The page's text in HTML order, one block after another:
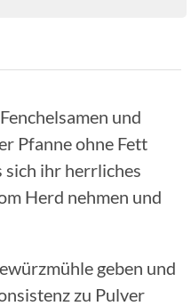
und
Pfanne ohne Fett
ihr herrliches
Herd nehmen und
geben und
zu Pulver